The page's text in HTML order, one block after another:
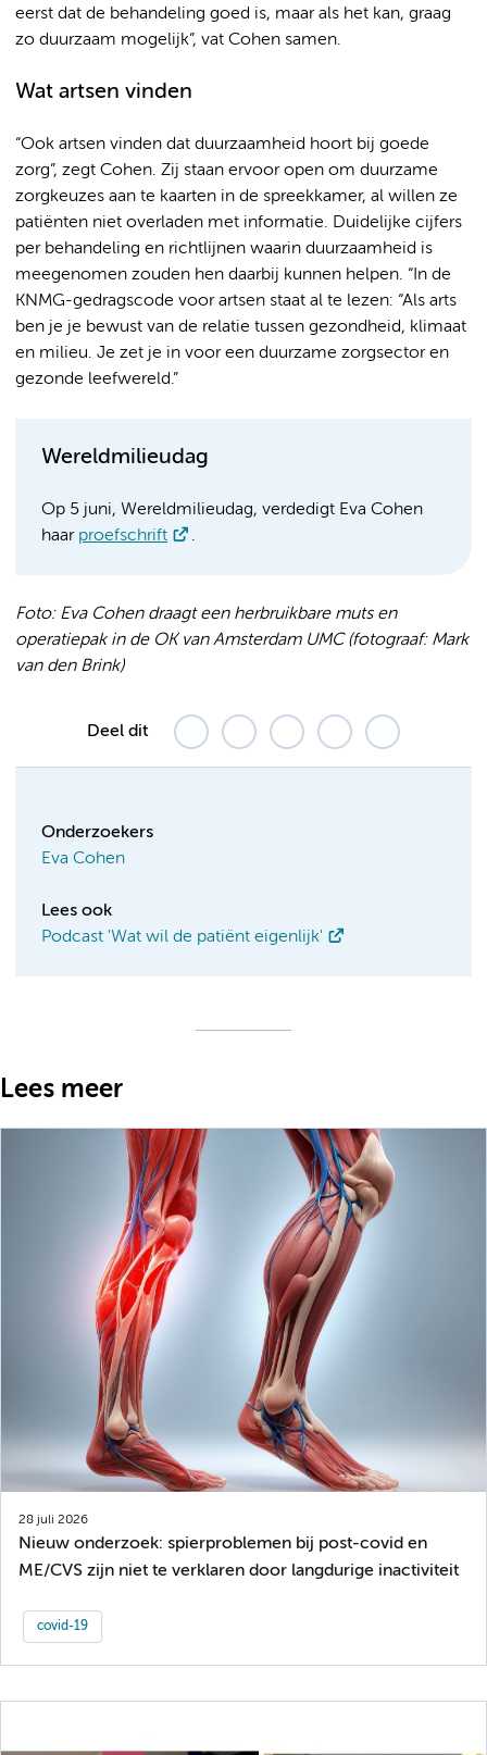
eerst dat de behandeling goed is, maar als het kan, graag
zo duurzaam mogelijk”, vat Cohen samen.
Wat artsen vinden
“Ook artsen vinden dat duurzaamheid hoort bij goede
zorg”, zegt Cohen. Zij staan ervoor open om duurzame
zorgkeuzes aan te kaarten in de spreekkamer, al willen ze
patiënten niet overladen met informatie. Duidelijke cijfers
per behandeling en richtlijnen waarin duurzaamheid is
meegenomen zouden hen daarbij kunnen helpen. “In de
KNMG-gedragscode voor artsen staat al te lezen: “Als arts
ben je je bewust van de relatie tussen gezondheid, klimaat
en milieu. Je zet je in voor een duurzame zorgsector en
gezonde leefwereld.”
Wereldmilieudag
Op 5 juni, Wereldmilieudag, verdedigt Eva Cohen
haar proefschrift .
Foto: Eva Cohen draagt een herbruikbare muts en
operatiepak in de OK van Amsterdam UMC (fotograaf: Mark
van den Brink)
Deel dit
Onderzoekers
Eva Cohen
Lees ook
Podcast 'Wat wil de patiënt eigenlijk'
Lees meer
28 juli 2026
Nieuw onderzoek: spierproblemen bij post-covid en
ME/CVS zijn niet te verklaren door langdurige inactiviteit
covid-19